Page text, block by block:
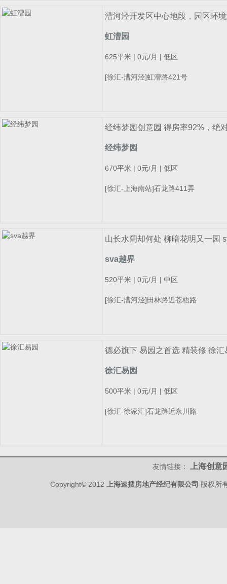
漕河泾开发区中心地段，园区环
虹漕园
625平米 | 0元/月 | 低区
[徐汇-漕河泾]虹漕路421号
经纬梦园创意园 得房率92%，绝
经纬梦园
670平米 | 0元/月 | 低区
[徐汇-上海南站]石龙路411弄
山长水阔却何处 柳暗花明又一园
sva越界
520平米 | 0元/月 | 中区
[徐汇-漕河泾]田林路近苍梧路
德必旗下 易园之首选 精装修 徐汇
徐汇易园
500平米 | 0元/月 | 低区
[徐汇-徐家汇]石龙路近永川路
友情链接： 上海创
Copyright© 2012 上海速搜房地产经纪有限公司 版权所